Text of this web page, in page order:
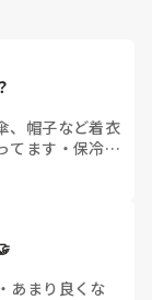
、帽子など着衣
てます ・ 保冷剤
）
・ あまり良くな